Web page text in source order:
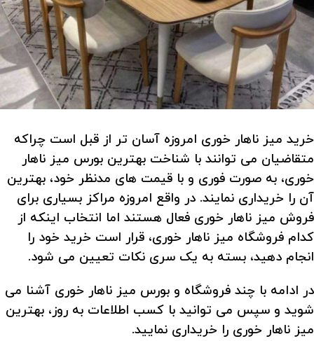
خرید میز ناهار خوری امروزه آسان تر از قبل است چراکه
متقاضیان می توانند با شناخت بهترین بورس میز ناهار
خوری، به صورت فوری و با قیمت های مدنظر خود، بهترین
آن را خریداری نمایند. در واقع امروزه مراکز بسیاری برای
فروش میز ناهار خوری فعال هستند اما انتخاب اینکه از
کدام فروشگاه میز ناهار خوری، قرار است خرید خود را
انجام دهید، بسته به یک سری نکات تعیین می شود.
در ادامه با چند فروشگاه و بورس میز ناهار خوری آشنا می
شوید و سپس می توانید با کسب اطلاعات به روز، بهترین
میز ناهار خوری را خریداری نمایید.